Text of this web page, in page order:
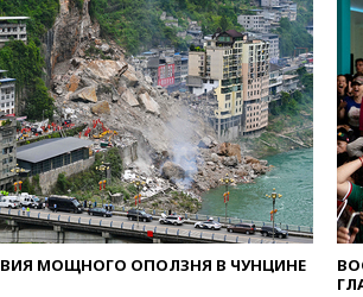
МОЩНОГО ОПОЛЗНЯ В ЧУНЦИНЕ